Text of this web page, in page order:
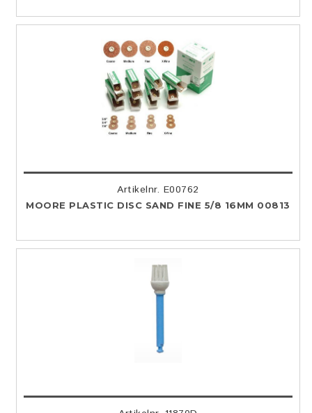
Artikelnr. E00762
MOORE PLASTIC DISC SAND FINE 5/8 16MM 00813